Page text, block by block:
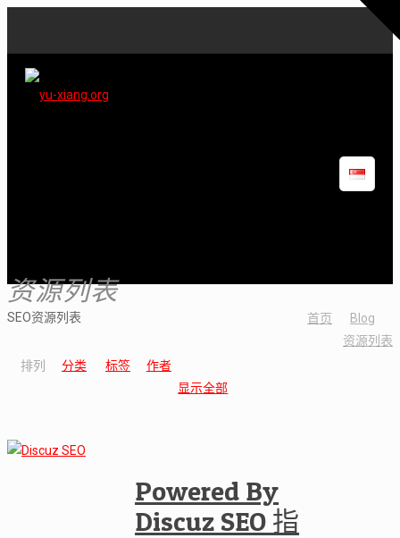
资源列表
首页
Blog
资源列表
SEO资源列表
排列 分类 标签
作者
显示全部
Powered By
Discuz SEO 指